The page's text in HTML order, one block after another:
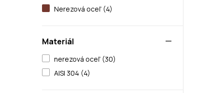
Nerezová oceľ (4)
Materiál
nerezová oceľ (30)
AISI 304 (4)